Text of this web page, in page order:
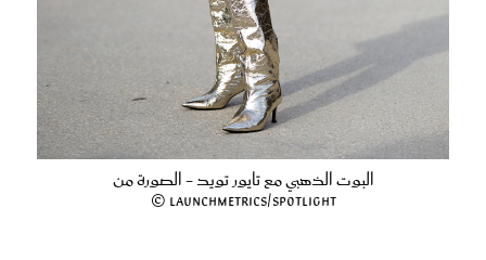
البوت الذهبي مع تايور تويد - الصورة من
Launchmetrics/Spotlight ©